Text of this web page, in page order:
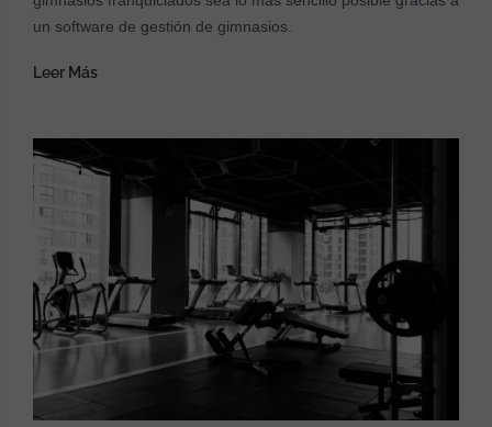
un software de gestión de gimnasios.
Leer Más